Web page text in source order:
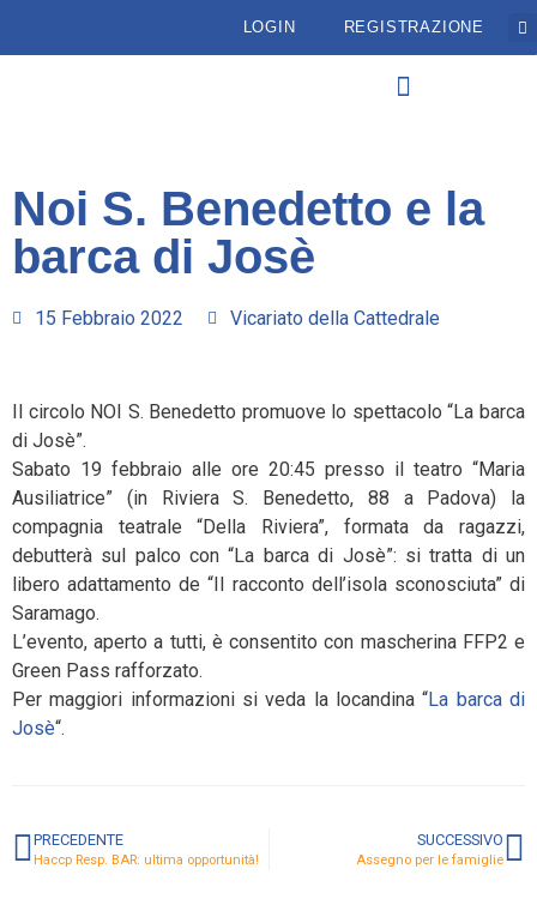
LOGIN REGISTRAZIONE
Noi S. Benedetto e la
barca di Josè
15 Febbraio 2022 Vicariato della Cattedrale
Il circolo NOI S. Benedetto promuove lo spettacolo “La barca
di Josè”.
Sabato 19 febbraio alle ore 20:45 presso il teatro “Maria
Ausiliatrice” (in Riviera S. Benedetto, 88 a Padova) la
compagnia teatrale “Della Riviera”, formata da ragazzi,
debutterà sul palco con “La barca di Josè”: si tratta di un
libero adattamento de “Il racconto dell’isola sconosciuta” di
Saramago.
L’evento, aperto a tutti, è consentito con mascherina FFP2 e
Green Pass rafforzato.
Per maggiori informazioni si veda la locandina “La barca di
Josè“.
PRECEDENTE
Haccp Resp. BAR: ultima opportunità!
SUCCESSIVO
Assegno per le famiglie